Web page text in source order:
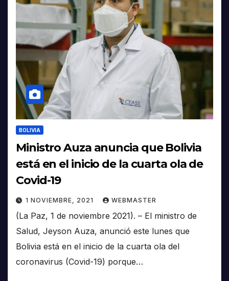
BOLIVIA
Ministro Auza anuncia que Bolivia
está en el inicio de la cuarta ola de
Covid-19
1 NOVIEMBRE, 2021 WEBMASTER
(La Paz, 1 de noviembre 2021). – El ministro de
Salud, Jeyson Auza, anunció este lunes que
Bolivia está en el inicio de la cuarta ola del
coronavirus (Covid-19) porque…